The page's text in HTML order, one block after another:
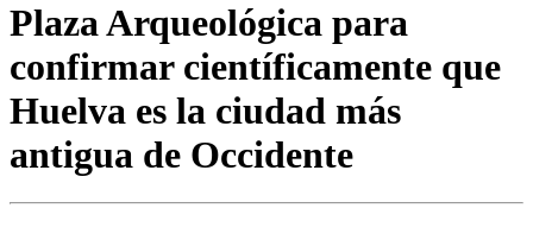
Plaza Arqueológica para
confirmar científicamente que
Huelva es la ciudad más
antigua de Occidente